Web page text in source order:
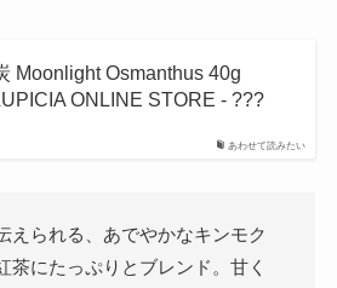
あわせて読みたい
Moonlight Osmanthus 40g
ONLINE STORE - ???
えられる、あでやかなキンモク
茶にたっぷりとブレンド。甘く